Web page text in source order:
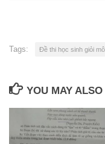
Tags: Đề thi học sinh giỏi
YOU MAY